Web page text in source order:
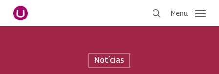
Pular
para
Menu
Notícias